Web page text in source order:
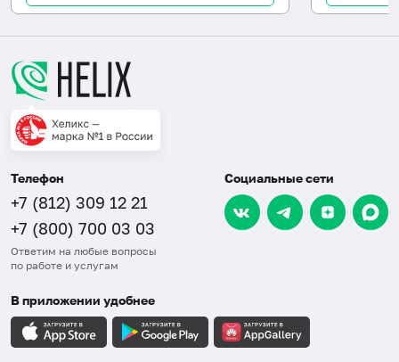
Телефон
+7 (812) 309 12 21
+7 (800) 700 03 03
Ответим на любые вопросы
по работе и услугам
Социальные сети
В приложении удобнее